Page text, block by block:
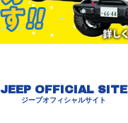
JEEP OFFICIAL SITE
ジープオフィシャルサイト